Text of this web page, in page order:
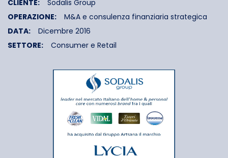
CLIENTE:
Sodalis Group
OPERAZIONE:
M&A e consulenza finanziaria strategica
DATA:
Dicembre 2016
SETTORE:
Consumer e Retail